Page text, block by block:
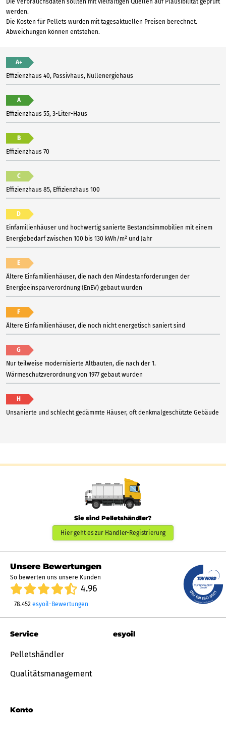
Die Verbrauchsdaten sollten mit vielfältigen Quellen auf Plausibilität geprüft
werden.
Die Kosten für Pellets wurden mit tagesaktuellen Preisen berechnet.
Abweichungen können entstehen.
A+
Effizienzhaus 40, Passivhaus, Nullenergiehaus
A
Effizienzhaus 55, 3-Liter-Haus
B
Effizienzhaus 70
C
Effizienzhaus 85, Effizienzhaus 100
D
Einfamilienhäuser und hochwertig sanierte Bestandsimmobilien mit einem
Energiebedarf zwischen 100 bis 130 kWh/m² und Jahr
E
Ältere Einfamilienhäuser, die nach den Mindestanforderungen der
Energieeinsparverordnung (EnEV) gebaut wurden
F
Ältere Einfamilienhäuser, die noch nicht energetisch saniert sind
G
Nur teilweise modernisierte Altbauten, die nach der 1.
Wärmeschutzverordnung von 1977 gebaut wurden
H
Unsanierte und schlecht gedämmte Häuser, oft denkmalgeschützte Gebäude
Sie sind Pelletshändler?
Hier geht es zur Händler-Registrierung
Unsere Bewertungen
So bewerten uns unsere Kunden
4.96
78.452 esyoil-Bewertungen
Service
Pelletshändler
Qualitätsmanagement
Konto
esyoil